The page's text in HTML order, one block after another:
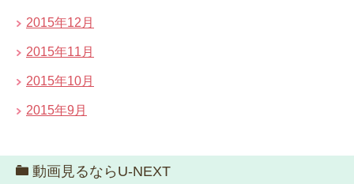
2015年12月
2015年11月
2015年10月
2015年9月
動画見るならU-NEXT